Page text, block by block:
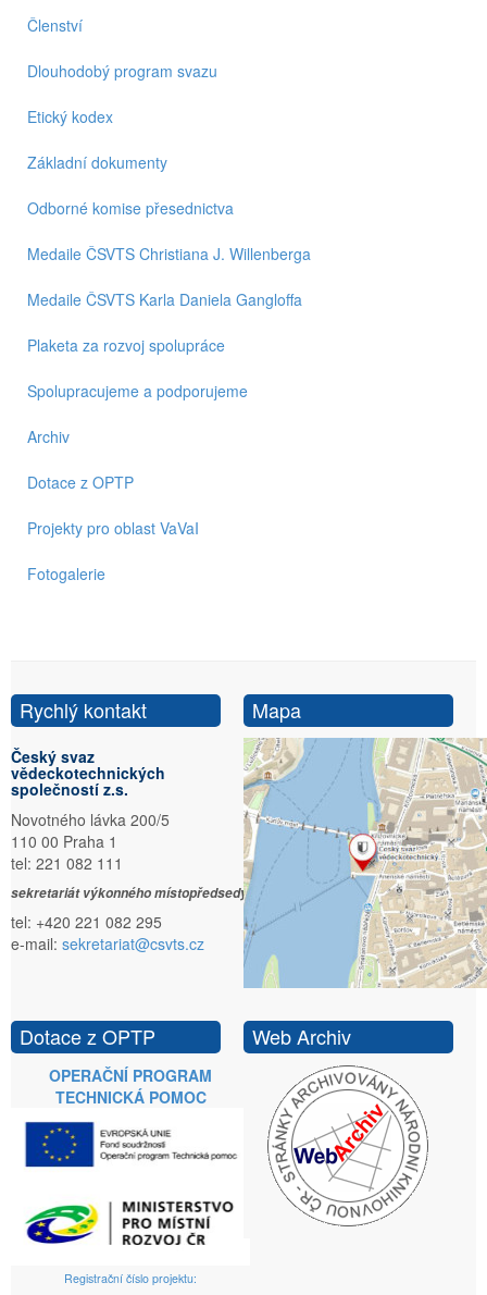
Členství
Dlouhodobý program svazu
Etický kodex
Základní dokumenty
Odborné komise přesednictva
Medaile ČSVTS Christiana J. Willenberga
Medaile ČSVTS Karla Daniela Gangloffa
Plaketa za rozvoj spolupráce
Spolupracujeme a podporujeme
Archiv
Dotace z OPTP
Projekty pro oblast VaVaI
Fotogalerie
Rychlý kontakt
Český svaz
vědeckotechnických
společností z.s.
Novotného lávka 200/5
110 00 Praha 1
tel: 221 082 111
sekretariát výkonného místopředsedy:
tel: +420 221 082 295
e-mail: sekretariat@csvts.cz
Mapa
Dotace z OPTP
OPERAČNÍ PROGRAM
TECHNICKÁ POMOC
Registrační číslo projektu:
Web Archiv